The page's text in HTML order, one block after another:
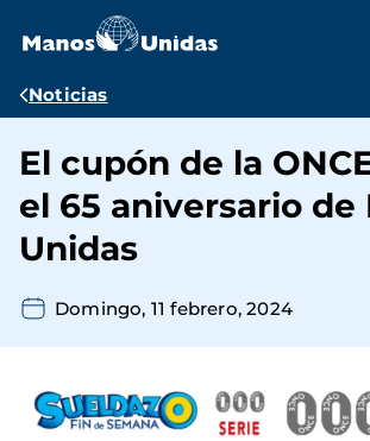
contenido
Ruta
navegación
Noticias
El cupón de la
el 65 aniversario de
Unidas
Domingo, 11 febrero, 2024